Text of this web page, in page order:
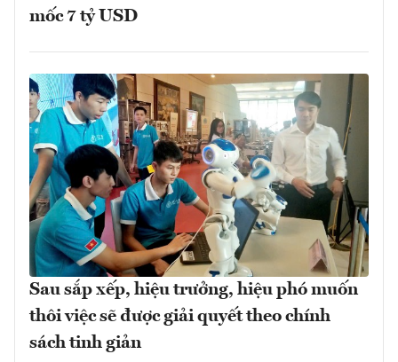
mốc 7 tỷ USD
Sau sắp xếp, hiệu trưởng, hiệu phó muốn
thôi việc sẽ được giải quyết theo chính
sách tinh giản